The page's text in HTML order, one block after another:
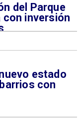
del Parque
con inversión
estado
con